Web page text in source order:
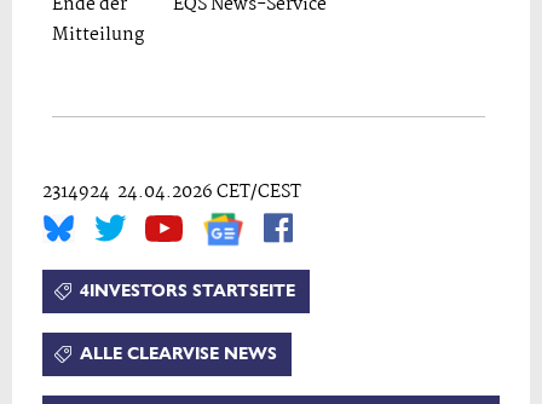
Mitteilung
2314924 24.04.2026 CET/CEST
4INVESTORS STARTSEITE
ALLE CLEARVISE NEWS